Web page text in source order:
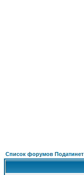
Список форумов Податинет